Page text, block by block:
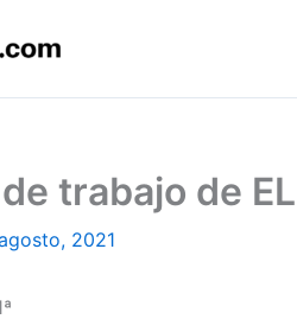
trabajo de
2021